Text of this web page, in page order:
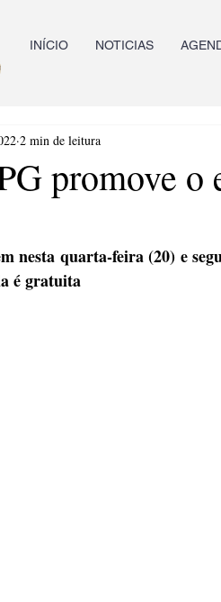
INÍCIO NOTICIAS
promove o
2 min de leitura
nesta quarta-feira (20) e
é gratuita